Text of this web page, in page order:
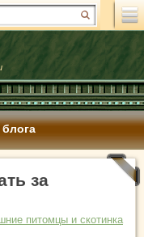
за
питомцы и скотинка